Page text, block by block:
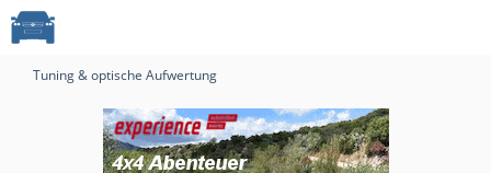
Tuning & optische Aufwertung